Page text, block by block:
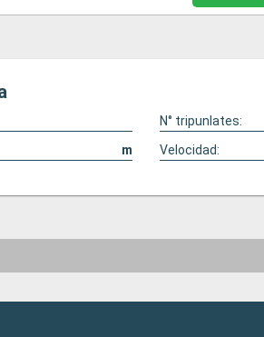
N° tripunlates:
m Velocidad: